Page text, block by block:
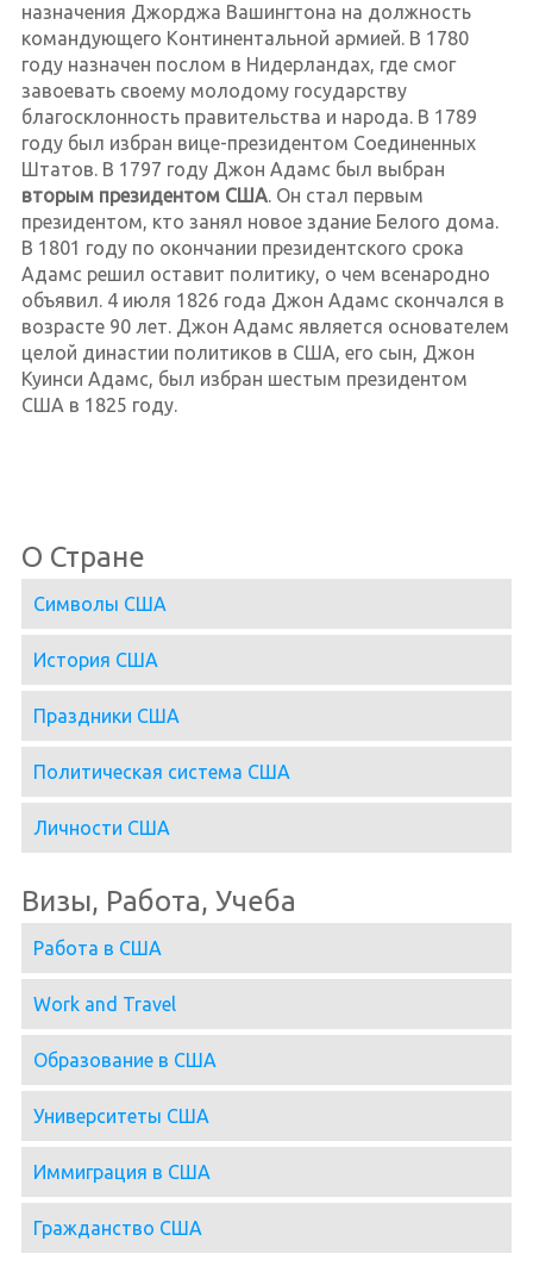
назначения Джорджа Вашингтона на должность
командующего Континентальной армией. В 1780
году назначен послом в Нидерландах, где смог
завоевать своему молодому государству
благосклонность правительства и народа. В 1789
году был избран вице-президентом Соединенных
Штатов. В 1797 году Джон Адамс был выбран
вторым президентом США. Он стал первым
президентом, кто занял новое здание Белого дома.
В 1801 году по окончании президентского срока
Адамс решил оставит политику, о чем всенародно
объявил. 4 июля 1826 года Джон Адамс скончался в
возрасте 90 лет. Джон Адамс является основателем
целой династии политиков в США, его сын, Джон
Куинси Адамс, был избран шестым президентом
США в 1825 году.
О Стране
Символы США
История США
Праздники США
Политическая система США
Личности США
Визы, Работа, Учеба
Работа в США
Work and Travel
Образование в США
Университеты США
Иммиграция в США
Гражданство США